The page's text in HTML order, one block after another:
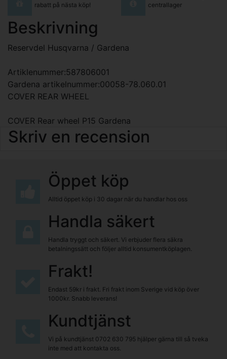
rabatt på nästa köp!
centrallager
Beskrivning
Reservdel Husqvarna / Gardena
Artiklenummer:587806001
Gardena artikelnummer:00058-78.060.01
COVER REAR WHEEL
COVER Rear wheel P15 Gardena
Skriv en recension
Öppet köp
Alltid öppet köp i 30 dagar när du handlar hos oss
Handla säkert
Handla tryggt och säkert. Vi erbjuder flera säkra
betalningssätt och följer alltid konsumentköplagen.
Frakt!
Endast 59kr i frakt. Fri frakt inom Sverige vid köp över
1000kr. Snabb leverans!
Kundtjänst
Vi på kundtjänst 0702 630 795 hjälper gärna till så tveka
inte med att kontakta oss.